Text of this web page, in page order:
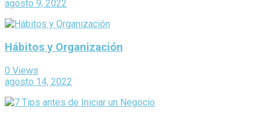
agosto 9, 2022
Hábitos y Organización
0 Views
agosto 14, 2022